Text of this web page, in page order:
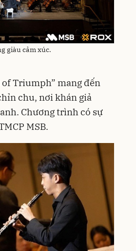
giàu cảm xúc.
Triumph” mang đến
chu, nơi khán giả
Chương trình có sự
MSB.